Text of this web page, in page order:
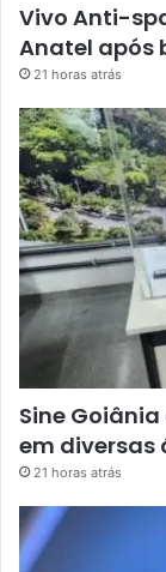
Vivo Anti-
Anatel após
21 horas atrás
Sine
em diversas
21 horas atrás